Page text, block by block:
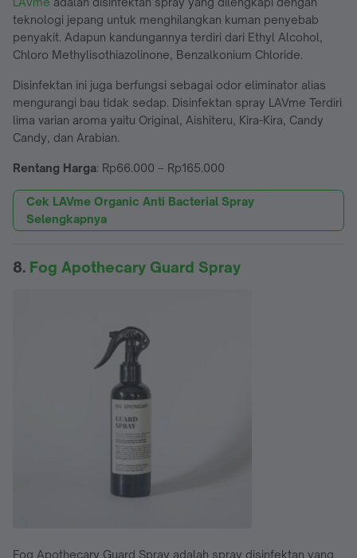
teknologi jepang untuk menghilangkan kuman penyebab
penyakit. Adapun kandungannya terdiri dari Ethyl Alcohol,
Chloro Methylisothiazolinone, Benzalkonium Chloride.
Disinfektan ini juga berfungsi sebagai odor eliminator alias
mengurangi bau tidak sedap. Disinfektan spray LAVme Terdiri
lima varian aroma yaitu Original, Aishiteru, Kira-Kira, Candy
Candy, dan Arabian.
Rentang Harga: Rp66.000 – Rp165.000
Cek LAVme Organic Anti Bacterial Spray
Selengkapnya
8. Fog Apothecary Guard Spray
Fog Apothecary Guard Spray adalah spray disinfektan yang